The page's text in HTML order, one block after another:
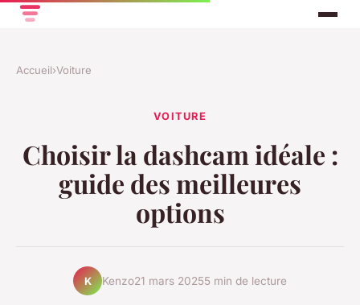
Accueil›Voiture
VOITURE
Choisir la dashcam idéale :
guide des meilleures
options
K Kenzo21 mars 20255 min de lecture